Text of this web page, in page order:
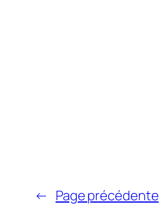
← Page précédente